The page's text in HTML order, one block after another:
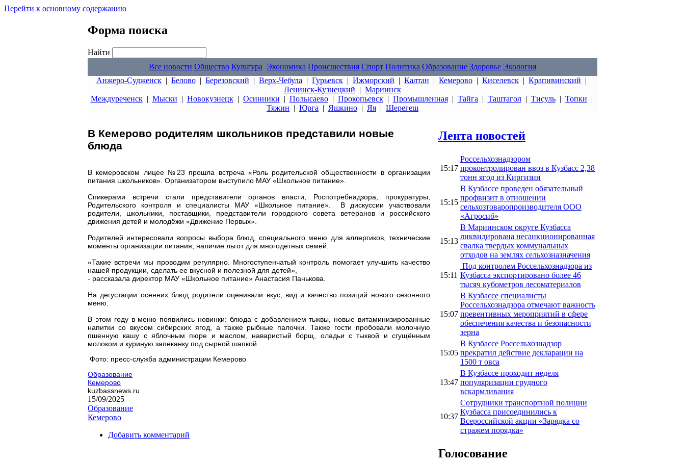
Перейти к основному содержанию
Форма поиска
Найти
Все новости Общество Культура Экономика Происшествия Спорт Политика Образование Здоровье Экология
Анжеро-Судженск | Белово | Березовский | Верх-Чебула | Гурьевск | Ижморский | Калтан | Кемерово | Киселевск | Крапивинский |
Ленинск-Кузнецкий | Мариинск
Междуреченск| Мыски | Новокузнецк| Осинники | Полысаево| Прокопьевск| Промышленная| Тайга | Таштагол| Тисуль| Топки |
Тяжин | Юрга | Яшкино | Яя | Шерегеш
В Кемерово родителям школьников представили новые
блюда
В кемеровском лицее №23 прошла встреча «Роль родительской общественности в организации
питания школьников». Организатором выступило МАУ «Школьное питание».
Спикерами встречи стали представители органов власти, Роспотребнадзора, прокуратуры,
Родительского контроля и специалисты МАУ «Школьное питание». В дискуссии участвовали
родители, школьники, поставщики, представители городского совета ветеранов и российского
движения детей и молодёжи «Движение Первых».
Родителей интересовали вопросы выбора блюд, специального меню для аллергиков, технические
моменты организации питания, наличие льгот для многодетных семей.
«Такие встречи мы проводим регулярно. Многоступенчатый контроль помогает улучшить качество
нашей продукции, сделать ее вкусной и полезной для детей»,
- рассказала директор МАУ «Школьное питание» Анастасия Панькова.
На дегустации осенних блюд родители оценивали вкус, вид и качество позиций нового сезонного
меню.
В этом году в меню появились новинки: блюда с добавлением тыквы, новые витаминизированные
напитки со вкусом сибирских ягод, а также рыбные палочки. Также гости пробовали молочную
пшенную кашу с яблочным пюре и маслом, наваристый борщ, оладьи с тыквой и сгущённым
молоком и куриную запеканку под сырной шапкой.
Фото: пресс-служба администрации Кемерово
Образование
Кемерово
kuzbassnews.ru
15/09/2025
Образование
Кемерово
Добавить комментарий
Лента новостей
15:17
Россельхознадзором
проконтролирован ввоз в Кузбасс 2,38
тонн ягод из Киргизии
15:15
В Кузбассе проведен обязательный
профвизит в отношении
сельхозтоваропроизводителя ООО
«Агросиб»
15:13
В Мариинском округе Кузбасса
ликвидирована несанкционированная
свалка твердых коммунальных
отходов на землях сельхозназначения
15:11
Под контролем Россельхознадзора из
Кузбасса экспортировано более 46
тысяч кубометров лесоматериалов
15:07
В Кузбассе специалисты
Россельхознадзора отмечают важность
превентивных мероприятий в сфере
обеспечения качества и безопасности
зерна
15:05
В Кузбассе Россельхознадзор
прекратил действие декларации на
1500 т овса
13:47
В Кузбассе проходит неделя
популяризации грудного
вскармливания
10:37
Сотрудники транспортной полиции
Кузбасса присоединились к
Всероссийской акции «Зарядка со
стражем порядка»
Голосование